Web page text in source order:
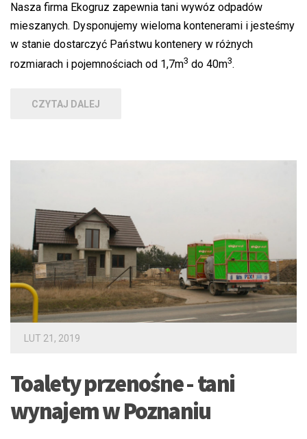
Nasza firma Ekogruz zapewnia tani wywóz odpadów
mieszanych. Dysponujemy wieloma kontenerami i jesteśmy
w stanie dostarczyć Państwu kontenery w różnych
rozmiarach i pojemnościach od 1,7m3 do 40m3.
CZYTAJ DALEJ
LUT 21, 2019
Toalety przenośne - tani
wynajem w Poznaniu